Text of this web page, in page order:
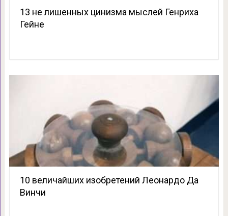
13 не лишенных цинизма мыслей Генриха
Гейне
10 величайших изобретений Леонардо Да
Винчи